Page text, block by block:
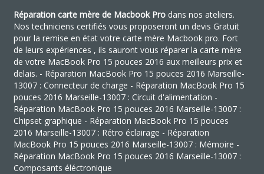
Réparation carte mère de Macbook Prodans nos ateliers.
Nos techniciens certifiés vous proposeront un devis Gratuit
pour la remise en état votre carte mère Macbook pro. Fort
de leurs expériences , ils sauront vous réparer la carte mère
de votre MacBook Pro 15 pouces 2016 aux meilleurs prix et
delais. - Réparation MacBook Pro 15 pouces 2016 Marseille-
13007 : Connecteur de charge - Réparation MacBook Pro 15
pouces 2016 Marseille-13007 : Circuit d'alimentation -
Réparation MacBook Pro 15 pouces 2016 Marseille-13007 :
Chipset graphique - Réparation MacBook Pro 15 pouces
2016 Marseille-13007 : Rétro éclairage - Réparation
MacBook Pro 15 pouces 2016 Marseille-13007 : Mémoire -
Réparation MacBook Pro 15 pouces 2016 Marseille-13007 :
Composants éléctronique